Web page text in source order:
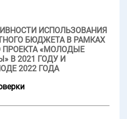
ИСПОЛЬЗОВАНИЯ
БЮДЖЕТА В РАМКАХ
ПРОЕКТА «МОЛОДЫЕ
В 2021 ГОДУ И
2022 ГОДА